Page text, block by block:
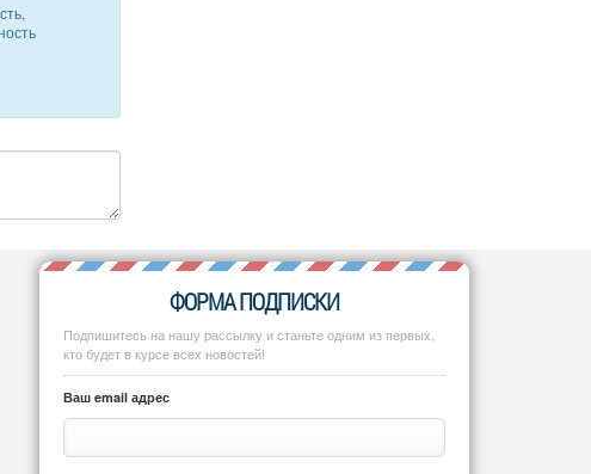
ФОРМА ПОДПИСКИ
Подпишитесь на нашу рассылку и станьте одним из первых,
кто будет в курсе всех новостей!
Ваш email адрес